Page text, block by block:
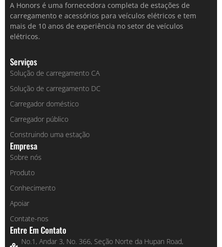
A Honors é uma fornecedora completa de estações de
carregamento e acessórios para veículos elétricos e tem
mais de 10 anos de experiência no setor de veículos
elétricos.
Serviços
Solução de carregamento CA
Solução de carregamento DC
Carregador doméstico
Carregador público
Construindo uma estação
Empresa
Sobre nós
Produto
Conhecimento
Apoiar
Contate-nos
Entre Em Contato
No.1, Andar 3, No. 366, Seção Norte da Hupan Road,